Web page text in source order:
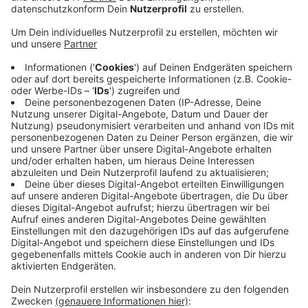
Corona zum Jahreswechsel klar. Ein Grund sind die
Sanierungsarbeiten an der Stadtmauer. Es sei
nicht abzusehen gewesen, ob diese rechtzeitig
fertig würden. Jetzt dürften sich die Besucher auf
eine neue Ausstellung freuen, sagt der
Geschäftsführer des Seeparks.
Mit dem Umzug steigen allerdings auch die Preise.
Das Gelände des Seeparks ist größer und auch die
Veranstaltung kann dadurch größer ausfallen.
Karten für die Leuchtenden Gärten sind ab sofort
am Haupteingang des Seeparks erhältlich. Es
werde aber auch wieder eine Abendkasse geben.
Los geht es Freitag in zwei Wochen, am 18.
September.
Veröffentlicht:Mittwoch, 02.09.2020 14:14
Anzeige